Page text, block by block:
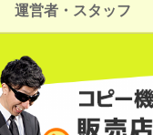
運営者・スタッフ